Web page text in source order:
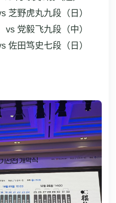
芝野虎丸九段（日）
党毅飞九段（中）
佐田笃史七段（日）